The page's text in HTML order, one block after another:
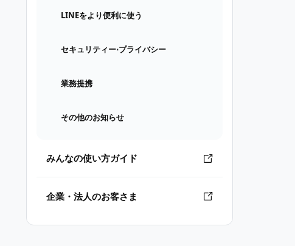
LINEをより便利に使う
セキュリティー⋅プライバシー
業務提携
その他のお知らせ
みんなの使い方ガイド
企業・法人のお客さま